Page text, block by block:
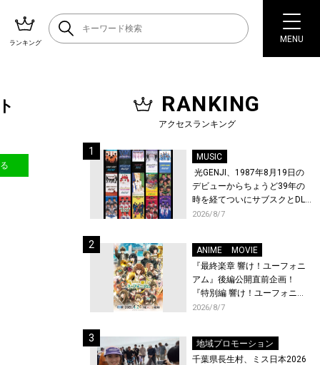
ランキング MENU
RANKING
アクセスランキング
MUSIC
光GENJI、1987年8月19日の
デビューからちょうど39年の
時を経てついにサブスクとDL
配信が解禁！
2026/8/7
ANIME
MOVIE
『最終楽章 響け！ユーフォニ
アム』後編公開直前企画！
『特別編 響け！ユーフォニア
ム〜アンサンブルコンテス
映が決定！
2026/8/7
地域プロモーション
千葉県長生村、ミス日本2026